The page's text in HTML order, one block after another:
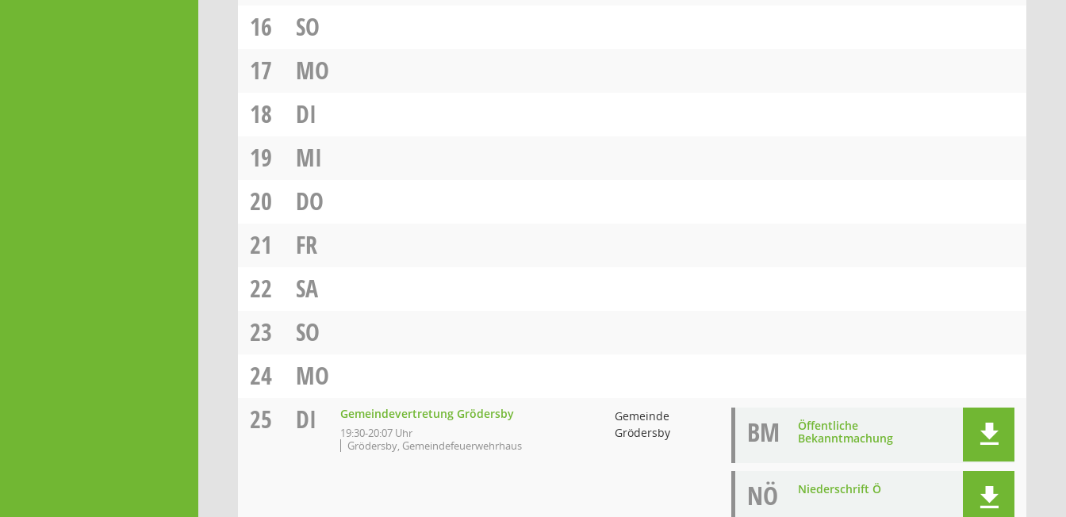
16
SO
17
MO
18
DI
19
MI
20
DO
21
FR
22
SA
23
SO
24
MO
25
DI Gemeindevertretung Grödersby
19:30-20:07 Uhr
Grödersby, Gemeindefeuerwehrhaus
Gemeinde
Grödersby
BM
Öffentliche
Bekanntmachung
NÖ Niederschrift Ö